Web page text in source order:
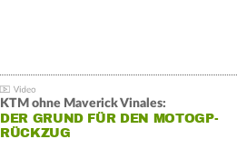
KTM ohne Maverick Vinales:
DER GRUND FÜR DEN MOTOGP-
RÜCKZUG